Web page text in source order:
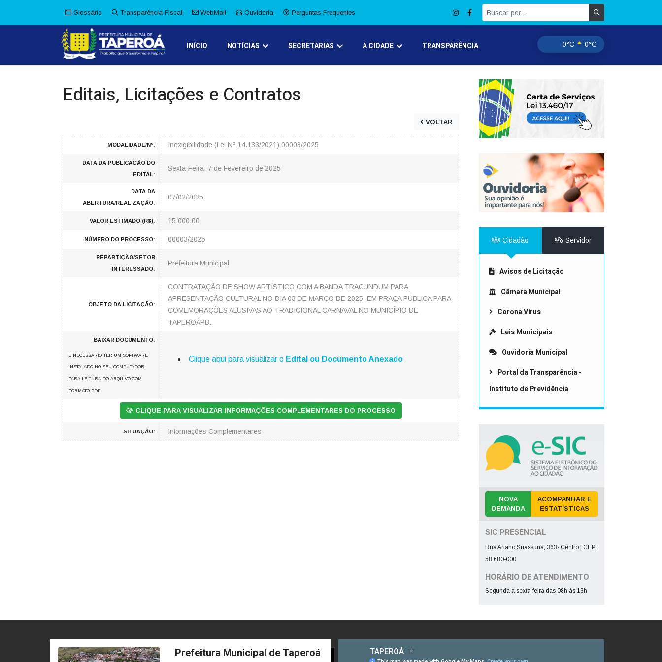
Glossário Transparência Fiscal WebMail Ouvidoria Perguntas Frequentes
0°C 0°C
INÍCIO NOTÍCIAS SECRETARIAS A CIDADE TRANSPARÊNCIA
Editais, Licitações e Contratos
VOLTAR
MODALIDADE/Nº: Inexigibilidade (Lei Nº 14.133/2021) 00003/2025
DATA DA PUBLICAÇÃO DO
EDITAL:
Sexta-Feira, 7 de Fevereiro de 2025
DATA DA
ABERTURA/REALIZAÇÃO:
07/02/2025
VALOR ESTIMADO (R$): 15.000,00
NÚMERO DO PROCESSO: 00003/2025
REPARTIÇÃO/SETOR
INTERESSADO:
Prefeitura Municipal
OBJETO DA LICITAÇÃO:
CONTRATAÇÃO DE SHOW ARTÍSTICO COM A BANDA TRACUNDUM PARA
APRESENTAÇÃO CULTURAL NO DIA 03 DE MARÇO DE 2025, EM PRAÇA PÚBLICA PARA
COMEMORAÇÕES ALUSIVAS AO TRADICIONAL CARNAVAL NO MUNICÍPIO DE
TAPEROÁPB.
BAIXAR DOCUMENTO:
É NECESSARIO TER UM SOFTWARE
INSTALADO NO SEU COMPUTADOR
PARA LEITURA DO ARQUIVO COM
FORMATO PDF
Clique aqui para visualizar o Edital ou Documento Anexado
CLIQUE PARA VISUALIZAR INFORMAÇÕES COMPLEMENTARES DO PROCESSO
SITUAÇÃO: Informações Complementares
Cidadão Servidor
Avisos de Licitação
Câmara Municipal
Corona Vírus
Leis Municipais
Ouvidoria Municipal
Portal da Transparência -
Instituto de Previdência
NOVA
DEMANDA
ACOMPANHAR E
ESTATÍSTICAS
SIC PRESENCIAL
Rua Ariano Suassuna, 363- Centro | CEP:
58.680-000
HORÁRIO DE ATENDIMENTO
Segunda a sexta-feira das 08h às 13h
Prefeitura Municipal de Taperoá